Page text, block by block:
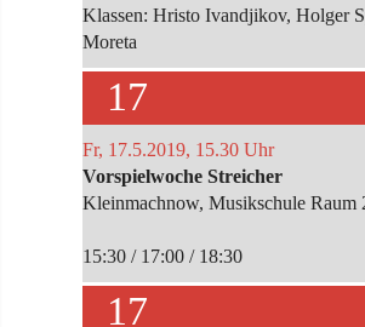
Klassen: Hristo Ivandjikov, Holger
Moreta
17
Fr, 17.5.2019, 15.30 Uhr
Vorspielwoche Streicher
Kleinmachnow, Musikschule Raum
15:30 / 17:00 / 18:30
17